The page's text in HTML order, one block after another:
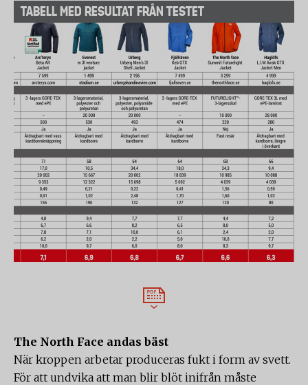
TABELL MED RESULTAT FRÅN TESTET
The North Face andas bäst
När kroppen arbetar produceras fukt i form av svett.
För att undvika att man blir blöt inifrån måste